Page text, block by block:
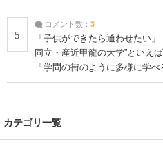
5
コメント数： 3
「子供ができたら通わせたい
同立・産近甲龍の大学”とい
「学問の街のように多様に学
| 大学 ねとらぼリサーチ
カテゴリ一覧